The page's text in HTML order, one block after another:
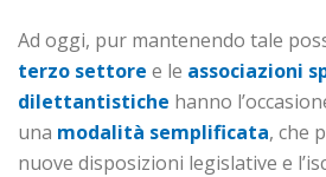
Ad oggi, pur mantenendo tale
terzo settore e le associazioni
dilettantistiche hanno
una modalità semplificata, che
nuove disposizioni legislative e